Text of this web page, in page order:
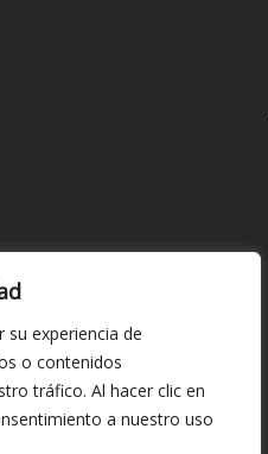
experiencia de
o contenidos
tráfico. Al hacer clic en
a nuestro uso